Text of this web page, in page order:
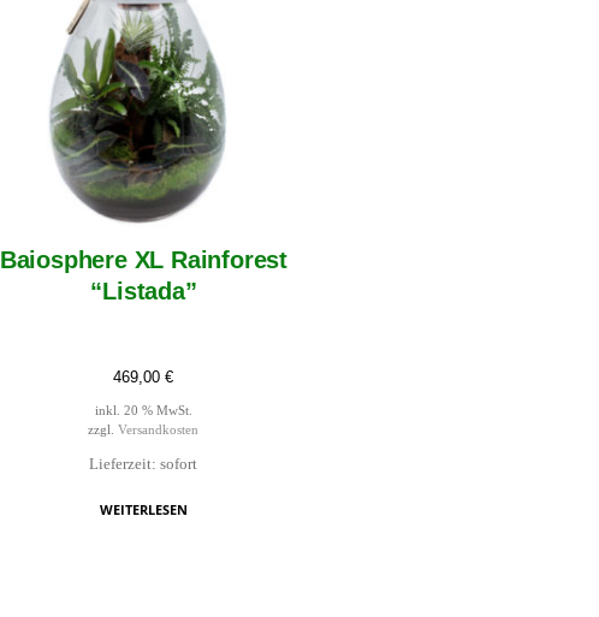
Baiosphere XL Rainforest
“Listada”
469,00€
inkl. 20 % MwSt.
zzgl. Versandkosten
Lieferzeit: sofort
WEITERLESEN